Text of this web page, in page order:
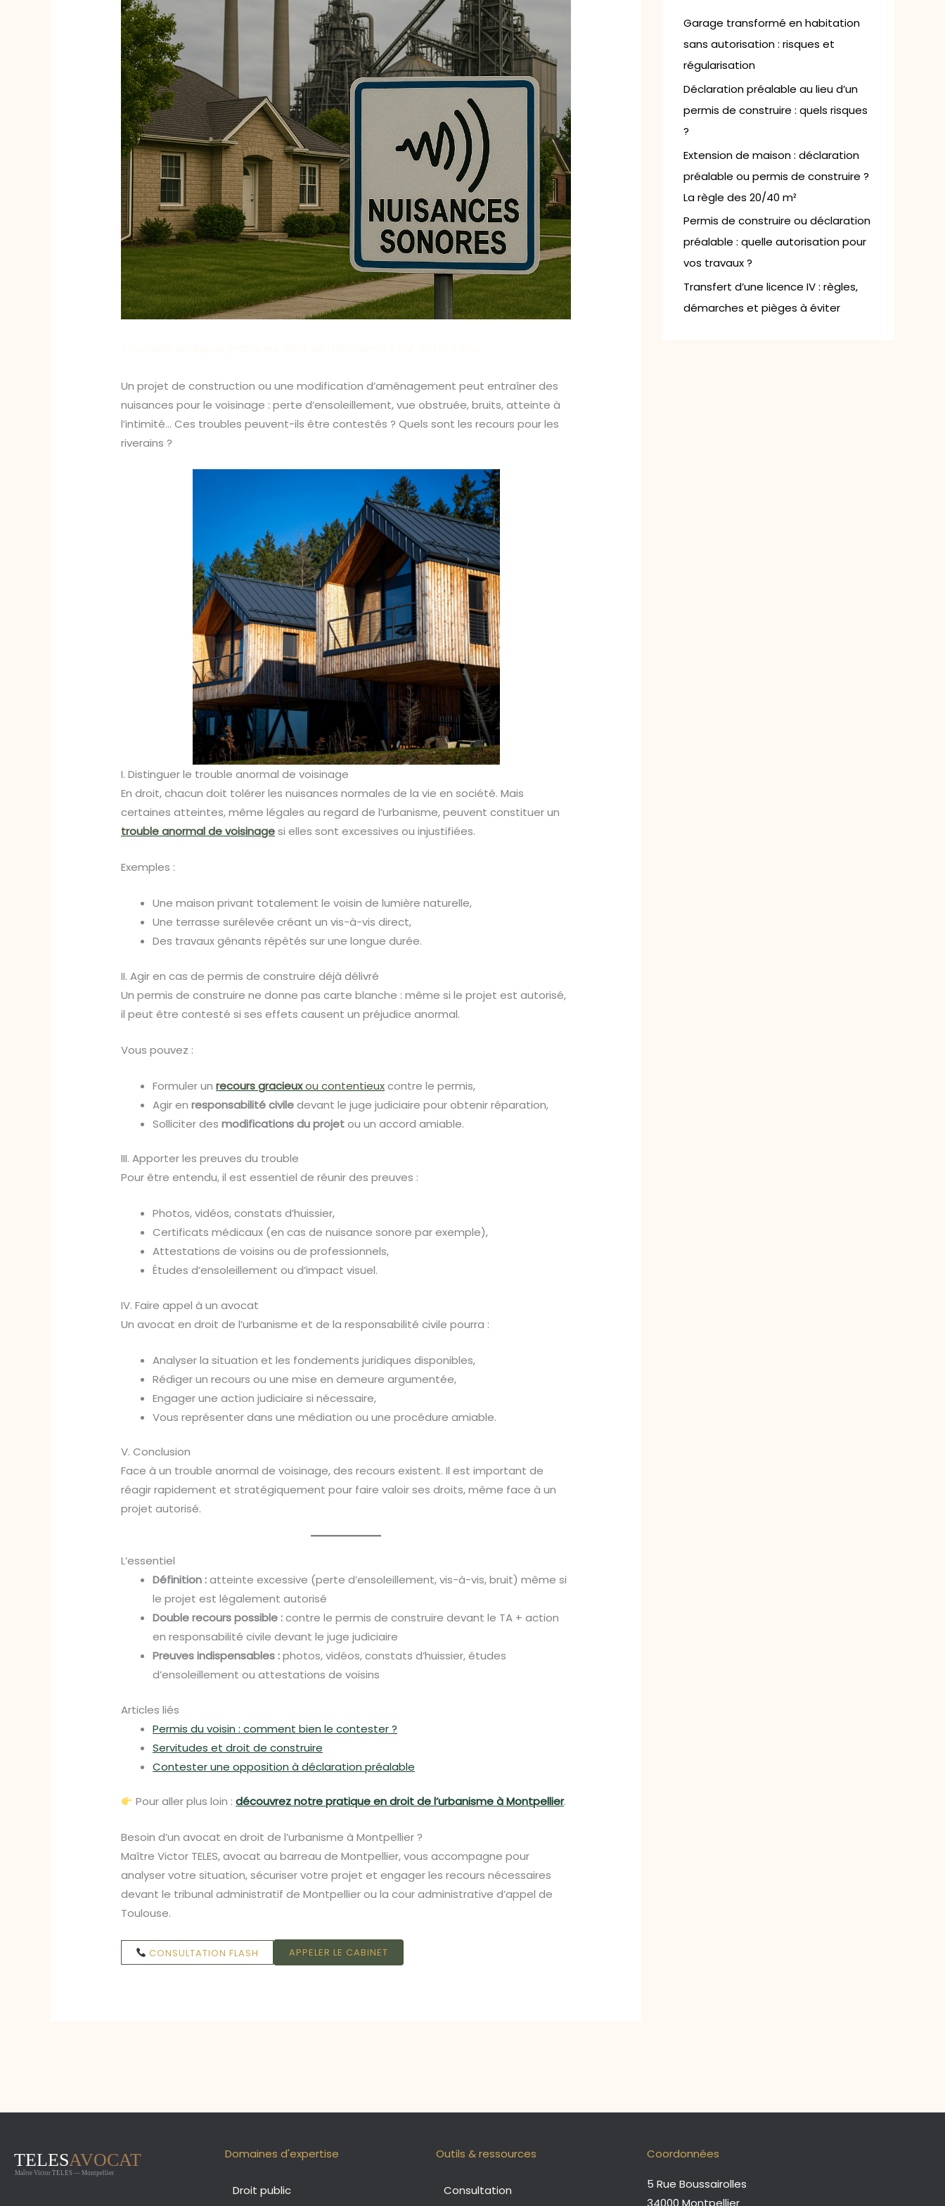
Un projet de construction ou une modification d’aménagement peut entraîner des
nuisances pour le voisinage : perte d’ensoleillement, vue obstruée, bruits, atteinte à
l’intimité… Ces troubles peuvent-ils être contestés ? Quels sont les recours pour les
riverains ?
I. Distinguer le trouble anormal de voisinage
En droit, chacun doit tolérer les nuisances normales de la vie en société. Mais
certaines atteintes, même légales au regard de l’urbanisme, peuvent constituer un
trouble anormal de voisinagesi elles sont excessives ou injustifiées.
Exemples :
Une maison privant totalement le voisin de lumière naturelle,
Une terrasse surélevée créant un vis-à-vis direct,
Des travaux gênants répétés sur une longue durée.
II. Agir en cas de permis de construire déjà délivré
Un permis de construire ne donne pas carte blanche : même si le projet est autorisé,
il peut être contesté si ses effets causent un préjudice anormal.
Vous pouvez :
Formuler unrecours gracieuxou contentieuxcontre le permis,
Agir enresponsabilité civiledevant le juge judiciaire pour obtenir réparation,
Solliciter desmodifications du projetou un accord amiable.
III. Apporter les preuves du trouble
Pour être entendu, il est essentiel de réunir des preuves :
Photos, vidéos, constats d’huissier,
Certificats médicaux (en cas de nuisance sonore par exemple),
Attestations de voisins ou de professionnels,
Études d’ensoleillement ou d’impact visuel.
IV. Faire appel à un avocat
Un avocat en droit de l’urbanisme et de la responsabilité civile pourra :
Analyser la situation et les fondements juridiques disponibles,
Rédiger un recours ou une mise en demeure argumentée,
Engager une action judiciaire si nécessaire,
Vous représenter dans une médiation ou une procédure amiable.
V. Conclusion
Face à un trouble anormal de voisinage, des recours existent. Il est important de
réagir rapidement et stratégiquement pour faire valoir ses droits, même face à un
projet autorisé.
L’essentiel
Définition :atteinte excessive (perte d’ensoleillement, vis-à-vis, bruit) même si
le projet est légalement autorisé
Double recours possible :contre le permis de construire devant le TA + action
en responsabilité civile devant le juge judiciaire
Preuves indispensables :photos, vidéos, constats d’huissier, études
d’ensoleillement ou attestations de voisins
Articles liés
Permis du voisin : comment bien le contester ?
Servitudes et droit de construire
Contester une opposition à déclaration préalable
Pour aller plus loin :découvrez notre pratique en droit de l’urbanisme à Montpellier.
Besoin d’un avocat en droit de l’urbanisme à Montpellier ?
Maître Victor TELES, avocat au barreau de Montpellier, vous accompagne pour
analyser votre situation, sécuriser votre projet et engager les recours nécessaires
devant le tribunal administratif de Montpellier ou la cour administrative d’appel de
Toulouse.
CONSULTATION FLASH APPELER LE CABINET
e
r
:
Garage transformé en habitation
sans autorisation : risques et
régularisation
Déclaration préalable au lieu d’un
permis de construire : quels risques
?
Extension de maison : déclaration
préalable ou permis de construire ?
La règle des 20/40 m²
Permis de construire ou déclaration
préalable : quelle autorisation pour
vos travaux ?
Transfert d’une licence IV : règles,
démarches et pièges à éviter
Domaines d'expertise
Droit public
Outils & ressources
Consultation
Coordonnées
5 Rue Boussairolles
34000 Montpellier